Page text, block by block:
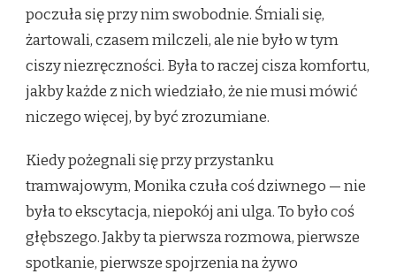
poczuła się przy nim swobodnie. Śmiali się,
żartowali, czasem milczeli, ale nie było w tym
ciszy niezręczności. Była to raczej cisza komfortu,
jakby każde z nich wiedziało, że nie musi mówić
niczego więcej, by być zrozumiane.
Kiedy pożegnali się przy przystanku
tramwajowym, Monika czuła coś dziwnego — nie
była to ekscytacja, niepokój ani ulga. To było coś
głębszego. Jakby ta pierwsza rozmowa, pierwsze
spotkanie, pierwsze spojrzenia na żywo